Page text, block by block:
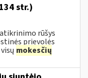
str.)
rūšys
prievolės
mokesčių